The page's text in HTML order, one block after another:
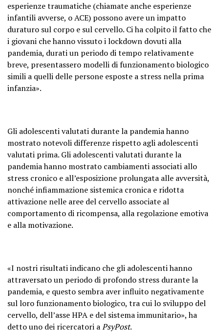
esperienze traumatiche (chiamate anche esperienze
infantili avverse, o ACE) possono avere un impatto
duraturo sul corpo e sul cervello. Ci ha colpito il fatto che
i giovani che hanno vissuto i lockdown dovuti alla
pandemia, durati un periodo di tempo relativamente
breve, presentassero modelli di funzionamento biologico
simili a quelli delle persone esposte a stress nella prima
infanzia».
Gli adolescenti valutati durante la pandemia hanno
mostrato notevoli differenze rispetto agli adolescenti
valutati prima. Gli adolescenti valutati durante la
pandemia hanno mostrato cambiamenti associati allo
stress cronico e all’esposizione prolungata alle avversità,
nonché infiammazione sistemica cronica e ridotta
attivazione nelle aree del cervello associate al
comportamento di ricompensa, alla regolazione emotiva
e alla motivazione.
«I nostri risultati indicano che gli adolescenti hanno
attraversato un periodo di profondo stress durante la
pandemia, e questo sembra aver influito negativamente
sul loro funzionamento biologico, tra cui lo sviluppo del
cervello, dell’asse HPA e del sistema immunitario», ha
detto uno dei ricercatori aPsyPost.